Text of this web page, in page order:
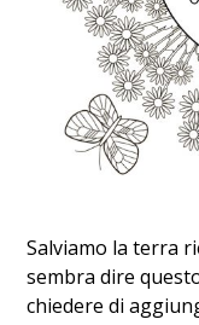
Salviamo la terra
sembra dire
chiedere di